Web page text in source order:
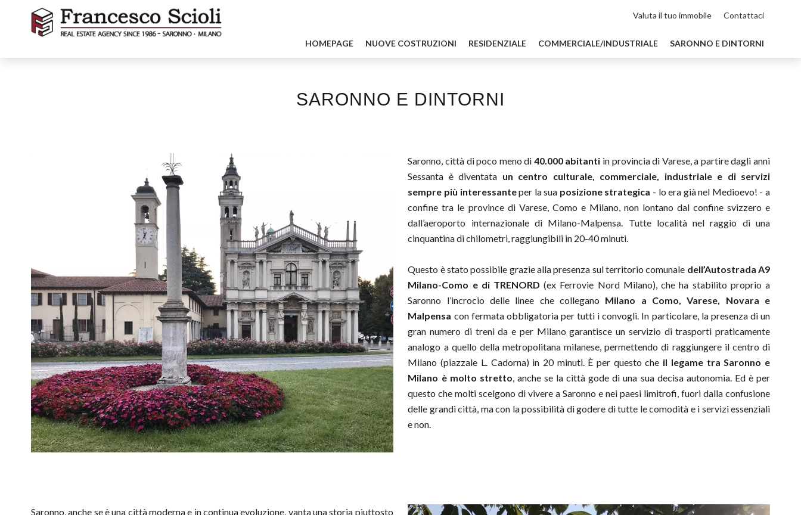
Valuta il tuo immobile Contattaci
HOMEPAGE NUOVE COSTRUZIONI RESIDENZIALE COMMERCIALE/INDUSTRIALE SARONNO E DINTORNI
SARONNO E DINTORNI
Saronno, città di poco meno di 40.000 abitanti in provincia di Varese, a partire dagli anni
Sessanta è diventata un centro culturale, commerciale, industriale e di servizi
sempre più interessanteper la sua posizione strategica - lo era già nel Medioevo! - a
confine tra le province di Varese, Como e Milano, non lontano dal confine svizzero e
dall’aeroporto internazionale di Milano-Malpensa. Tutte località nel raggio di una
cinquantina di chilometri, raggiungibili in 20-40 minuti.
Questo è stato possibile grazie alla presenza sul territorio comunale dell’Autostrada A9
Milano-Como e di TRENORD (ex Ferrovie Nord Milano), che ha stabilito proprio a
Saronno l’incrocio delle linee che collegano Milano a Como, Varese, Novara e
Malpensa con fermata obbligatoria per tutti i convogli. In particolare, la presenza di un
gran numero di treni da e per Milano garantisce un servizio di trasporti praticamente
analogo a quello della metropolitana milanese, permettendo di raggiungere il centro di
Milano (piazzale L. Cadorna) in 20 minuti. È per questo che il legame tra Saronno e
Milano è molto stretto, anche se la città gode di una sua decisa autonomia. Ed è per
questo che molti scelgono di vivere a Saronno e nei paesi limitrofi, fuori dalla confusione
delle grandi città, ma con la possibilità di godere di tutte le comodità e i servizi essenziali
e non.
Saronno, anche se è una città moderna e in continua evoluzione, vanta una storia piuttosto